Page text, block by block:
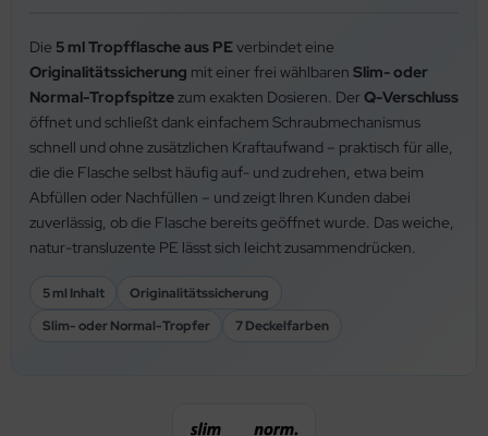
Die 5 ml Tropfflasche aus PEverbindet eine
Originalitätssicherung mit einer frei wählbaren Slim- oder
Normal-Tropfspitzezum exakten Dosieren. DerQ-Verschluss
öffnet und schließt dank einfachem Schraubmechanismus
schnell und ohne zusätzlichen Kraftaufwand – praktisch für alle,
die die Flasche selbst häufig auf- und zudrehen, etwa beim
Abfüllen oder Nachfüllen – und zeigt Ihren Kunden dabei
zuverlässig, ob die Flasche bereits geöffnet wurde. Das weiche,
natur-transluzente PE lässt sich leicht zusammendrücken.
5 ml Inhalt
Originalitätssicherung
Slim- oder Normal-Tropfer
7 Deckelfarben